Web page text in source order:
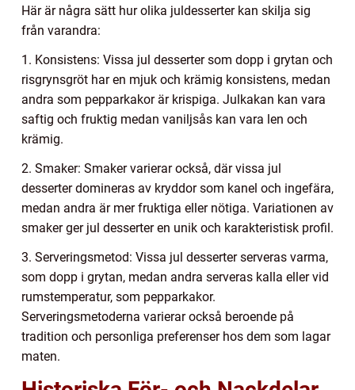
Här är några sätt hur olika juldesserter kan skilja sig
från varandra:
1. Konsistens: Vissa jul desserter som dopp i grytan och
risgrynsgröt har en mjuk och krämig konsistens, medan
andra som pepparkakor är krispiga. Julkakan kan vara
saftig och fruktig medan vaniljsås kan vara len och
krämig.
2. Smaker: Smaker varierar också, där vissa jul
desserter domineras av kryddor som kanel och ingefära,
medan andra är mer fruktiga eller nötiga. Variationen av
smaker ger jul desserter en unik och karakteristisk profil.
3. Serveringsmetod: Vissa jul desserter serveras varma,
som dopp i grytan, medan andra serveras kalla eller vid
rumstemperatur, som pepparkakor.
Serveringsmetoderna varierar också beroende på
tradition och personliga preferenser hos dem som lagar
maten.